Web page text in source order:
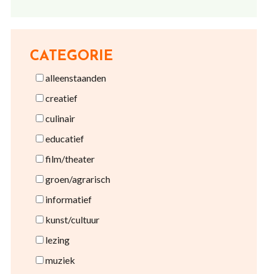
CATEGORIE
alleenstaanden
creatief
culinair
educatief
film/theater
groen/agrarisch
informatief
kunst/cultuur
lezing
muziek